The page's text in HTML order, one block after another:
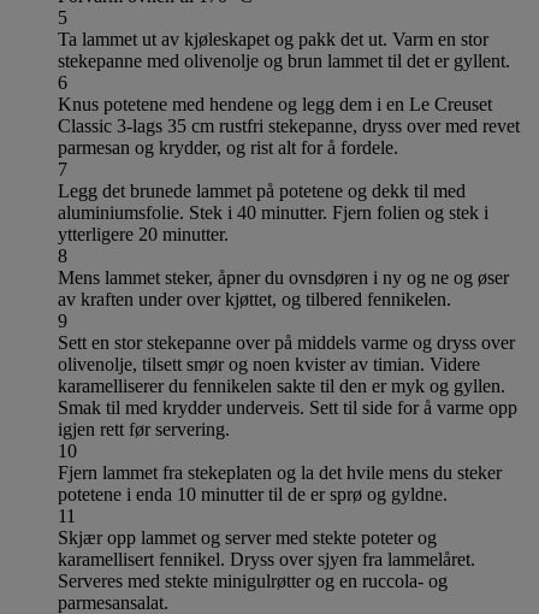
5
Ta lammet ut av kjøleskapet og pakk det ut. Varm en stor
stekepanne med olivenolje og brun lammet til det er gyllent.
6
Knus potetene med hendene og legg dem i en Le Creuset
Classic 3-lags 35 cm rustfri stekepanne, dryss over med revet
parmesan og krydder, og rist alt for å fordele.
7
Legg det brunede lammet på potetene og dekk til med
aluminiumsfolie. Stek i 40 minutter. Fjern folien og stek i
ytterligere 20 minutter.
8
Mens lammet steker, åpner du ovnsdøren i ny og ne og øser
av kraften under over kjøttet, og tilbered fennikelen.
9
Sett en stor stekepanne over på middels varme og dryss over
olivenolje, tilsett smør og noen kvister av timian. Videre
karamelliserer du fennikelen sakte til den er myk og gyllen.
Smak til med krydder underveis. Sett til side for å varme opp
igjen rett før servering.
10
Fjern lammet fra stekeplaten og la det hvile mens du steker
potetene i enda 10 minutter til de er sprø og gyldne.
11
Skjær opp lammet og server med stekte poteter og
karamellisert fennikel. Dryss over sjyen fra lammelåret.
Serveres med stekte minigulrøtter og en ruccola- og
parmesansalat.